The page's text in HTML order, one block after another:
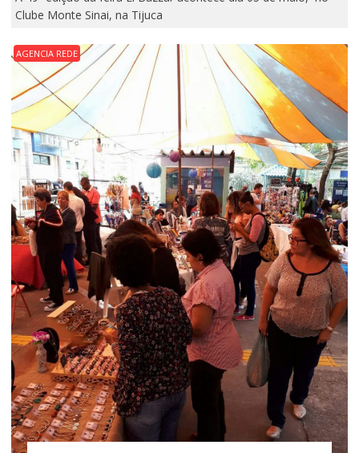
Clube Monte Sinai, na Tijuca
AGENCIA REDE